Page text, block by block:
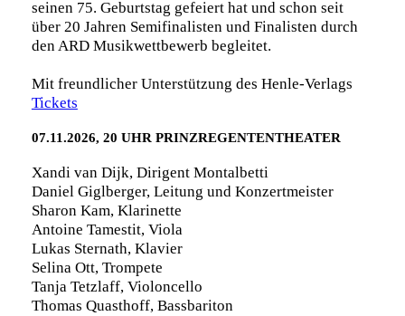
seinen 75. Geburtstag gefeiert hat und schon seit
über 20 Jahren Semifinalisten und Finalisten durch
den ARD Musikwettbewerb begleitet.
Mit freundlicher Unterstützung des Henle-Verlags
Tickets
07.11.2026, 20 UHR PRINZREGENTENTHEATER
Xandi van Dijk, Dirigent Montalbetti
Daniel Giglberger, Leitung und Konzertmeister
Sharon Kam, Klarinette
Antoine Tamestit, Viola
Lukas Sternath, Klavier
Selina Ott, Trompete
Tanja Tetzlaff, Violoncello
Thomas Quasthoff, Bassbariton